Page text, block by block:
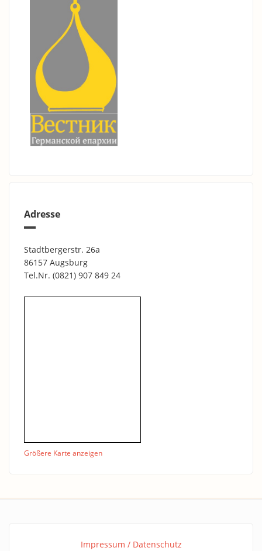
Adresse
Stadtbergerstr. 26a
86157 Augsburg
Tel.Nr. (0821) 907 849 24
Größere Karte anzeigen
Impressum / Datenschutz